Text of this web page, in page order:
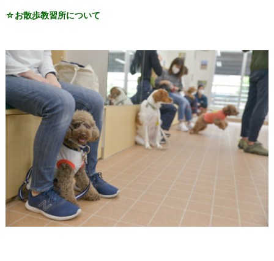
☆お散歩教習所について